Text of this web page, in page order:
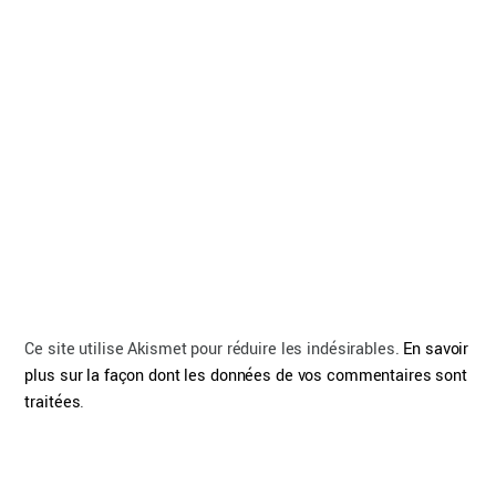
Ce site utilise Akismet pour réduire les indésirables. En savoir
plus sur la façon dont les données de vos commentaires sont
traitées.